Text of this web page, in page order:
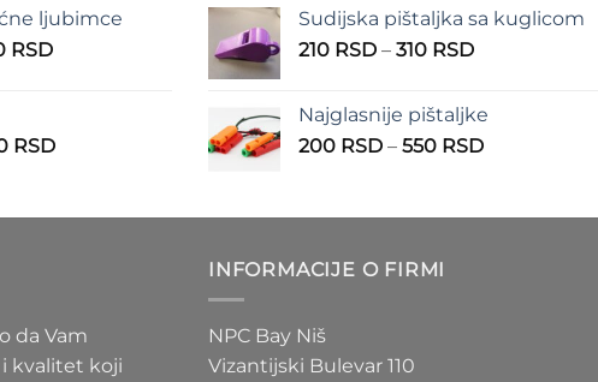
390 RSD
do
ljubimce
RSDRaspon
do
RSDRaspon
300 RSD
Sudijska pištaljka sa kuglicom
210 RSD – 310 RSDRaspon
210 RSD
do
Najglasnije pištaljke
200 RSD – 550 RSDRaspon
200 RSD
da Vam
kvalitet koji
INFORMACIJE O FIRMI
NPC Bay Niš
Vizantijski Bulevar 110